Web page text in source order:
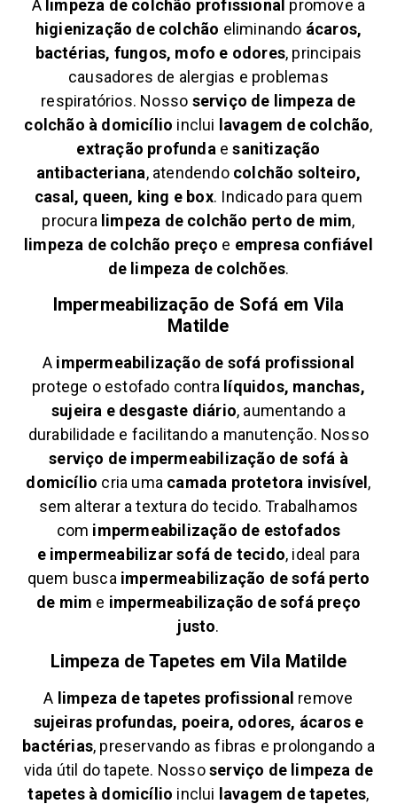
A limpeza de colchão profissional promove a
higienização de colchão eliminando ácaros,
bactérias, fungos, mofo e odores, principais
causadores de alergias e problemas
respiratórios. Nosso serviço de limpeza de
colchão à domicílio inclui lavagem de colchão,
extração profunda esanitização
antibacteriana, atendendo colchão solteiro,
casal, queen, king e box. Indicado para quem
procura limpeza de colchão perto de mim,
limpeza de colchão preço e empresa confiável
de limpeza de colchões.
Impermeabilização de Sofá em Vila
Matilde
A impermeabilização de sofá profissional
protege o estofado contra líquidos, manchas,
sujeira e desgaste diário, aumentando a
durabilidade e facilitando a manutenção. Nosso
serviço de impermeabilização de sofá à
domicílio cria uma camada protetora invisível,
sem alterar a textura do tecido. Trabalhamos
com impermeabilização de estofados
e impermeabilizar sofá de tecido, ideal para
quem busca impermeabilização de sofá perto
de mim e impermeabilização de sofá preço
justo.
Limpeza de Tapetes em Vila Matilde
A limpeza de tapetes profissional remove
sujeiras profundas, poeira, odores, ácaros e
bactérias, preservando as fibras e prolongando a
vida útil do tapete. Nossoserviço de limpeza de
tapetes à domicílio inclui lavagem de tapetes,